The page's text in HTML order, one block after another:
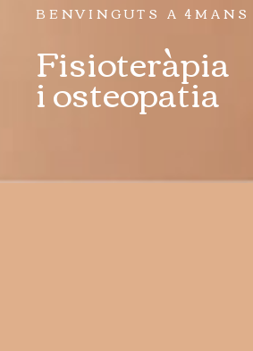
BENVINGUTS A 4MANS
Fisioteràpia
i osteopatia